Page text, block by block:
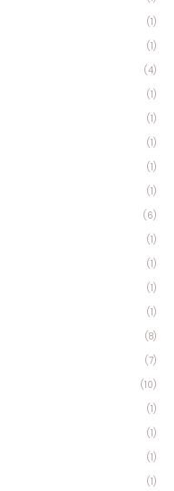
(1)
(1)
(4)
(1)
(1)
(1)
(1)
(1)
(6)
(1)
(1)
(1)
(1)
(8)
(7)
(10)
(1)
(1)
(1)
(1)